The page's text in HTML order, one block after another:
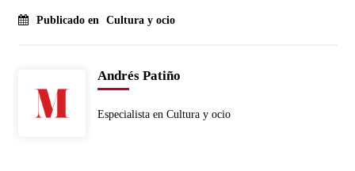
Publicado en Cultura y ocio
Andrés Patiño
Especialista en Cultura y ocio